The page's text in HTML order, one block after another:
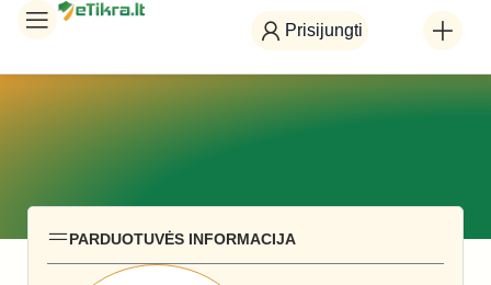
Prisijungti
PARDUOTUVĖS INFORMACIJA